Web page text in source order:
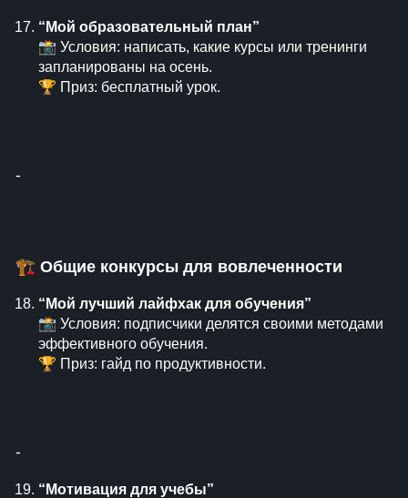
“Мой образовательный план”
📸 Условия: написать, какие курсы или тренинги
запланированы на осень.
🏆 Приз: бесплатный урок.
⁃
🏗 Общие конкурсы для вовлеченности
“Мой лучший лайфхак для обучения”
📸 Условия: подписчики делятся своими методами
эффективного обучения.
🏆 Приз: гайд по продуктивности.
⁃
“Мотивация для учебы”